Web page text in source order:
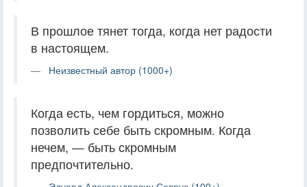
В прошлое тянет тогда, когда нет радости
в настоящем.
Неизвестный автор (1000+)
Когда есть, чем гордиться, можно
позволить себе быть скромным. Когда
нечем, — быть скромным
предпочтительно.